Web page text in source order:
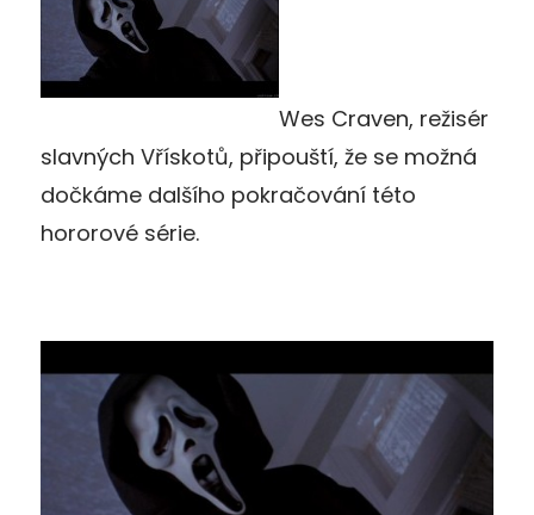
Wes Craven, režisér
slavných Vřískotů, připouští, že se možná
dočkáme dalšího pokračování této
hororové série.